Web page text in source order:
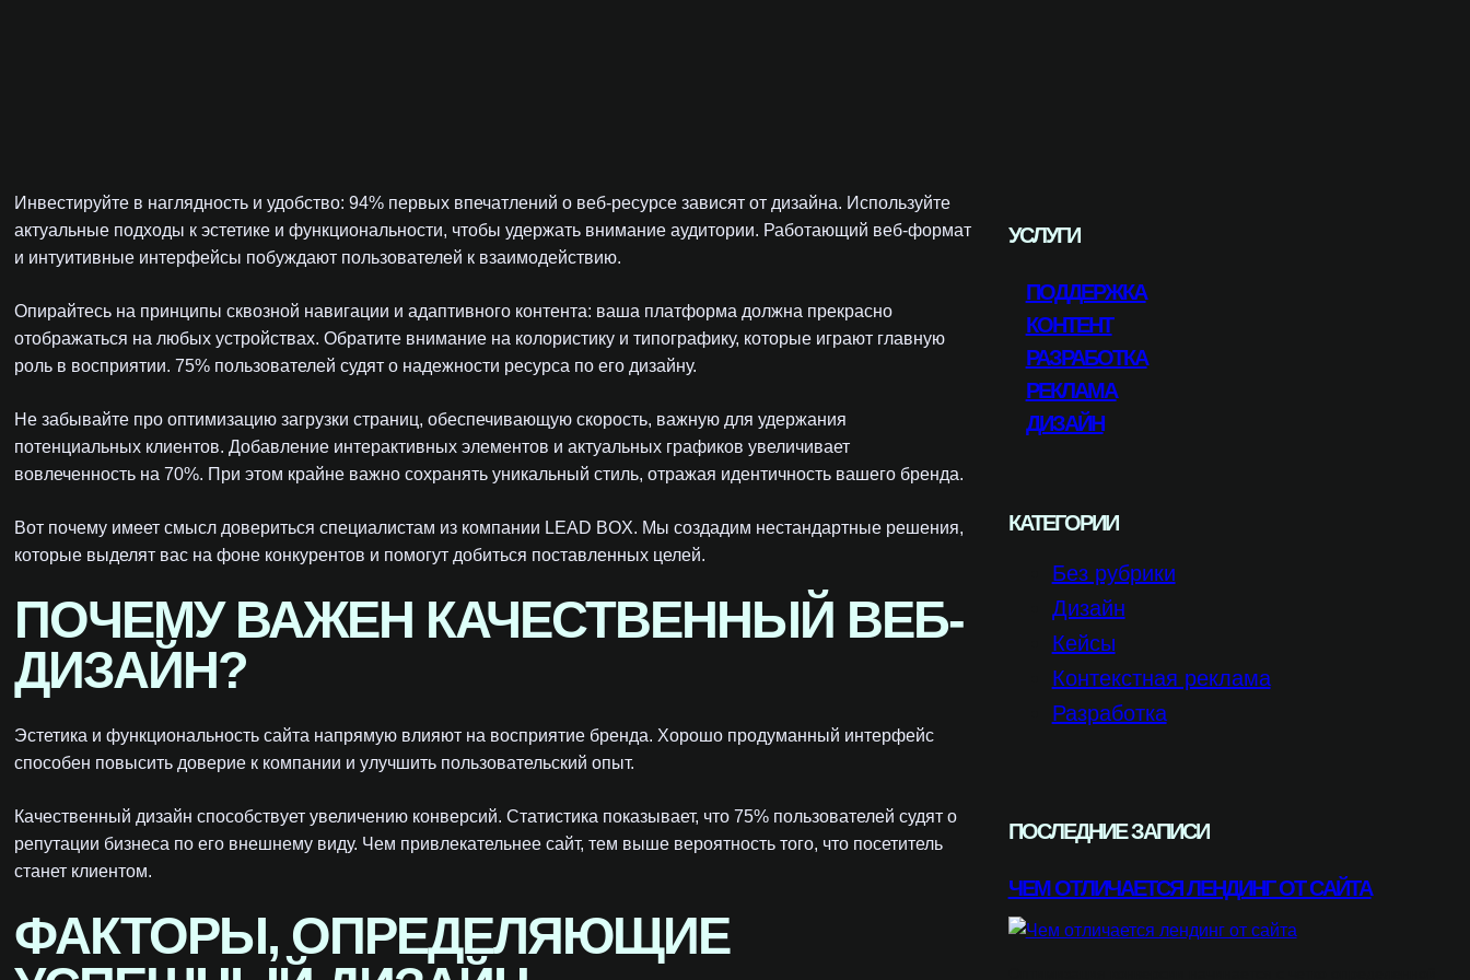
Инвестируйте в наглядность и удобство: 94% первых впечатлений о веб-ресурсе зависят от дизайна. Используйте
актуальные подходы к эстетике и функциональности, чтобы удержать внимание аудитории. Работающий веб-формат
и интуитивные интерфейсы побуждают пользователей к взаимодействию.
Опирайтесь на принципы сквозной навигации и адаптивного контента: ваша платформа должна прекрасно
отображаться на любых устройствах. Обратите внимание на колористику и типографику, которые играют главную
роль в восприятии. 75% пользователей судят о надежности ресурса по его дизайну.
Не забывайте про оптимизацию загрузки страниц, обеспечивающую скорость, важную для удержания
потенциальных клиентов. Добавление интерактивных элементов и актуальных графиков увеличивает
вовлеченность на 70%. При этом крайне важно сохранять уникальный стиль, отражая идентичность вашего бренда.
Вот почему имеет смысл довериться специалистам из компании LEAD BOX. Мы создадим нестандартные решения,
которые выделят вас на фоне конкурентов и помогут добиться поставленных целей.
ПОЧЕМУ ВАЖЕН КАЧЕСТВЕННЫЙ ВЕБ-
ДИЗАЙН?
Эстетика и функциональность сайта напрямую влияют на восприятие бренда. Хорошо продуманный интерфейс
способен повысить доверие к компании и улучшить пользовательский опыт.
Качественный дизайн способствует увеличению конверсий. Статистика показывает, что 75% пользователей судят о
репутации бизнеса по его внешнему виду. Чем привлекательнее сайт, тем выше вероятность того, что посетитель
станет клиентом.
ФАКТОРЫ, ОПРЕДЕЛЯЮЩИЕ
УСЛУГИ
ПОДДЕРЖКА
КОНТЕНТ
РАЗРАБОТКА
РЕКЛАМА
ДИЗАЙН
КАТЕГОРИИ
Без рубрики
Дизайн
Кейсы
Контекстная реклама
Разработка
ПОСЛЕДНИЕ ЗАПИСИ
ЧЕМ ОТЛИЧАЕТСЯ ЛЕНДИНГ ОТ САЙТА